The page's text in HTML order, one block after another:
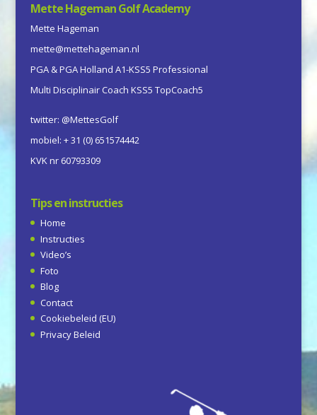
Mette Hageman Golf Academy
Mette Hageman
mette@mettehageman.nl
PGA & PGA Holland A1-KSS5 Professional
Multi Disciplinair Coach KSS5 TopCoach5
twitter: @MettesGolf
mobiel: + 31 (0) 651574442
KVK nr 60793309
Tips en instructies
Home
Instructies
Video’s
Foto
Blog
Contact
Cookiebeleid (EU)
Privacy Beleid